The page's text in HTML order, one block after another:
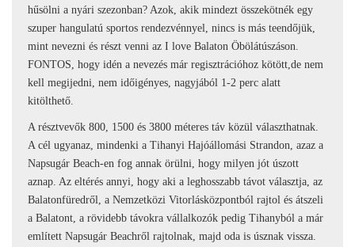
hűsölni a nyári szezonban? Azok, akik mindezt összekötnék egy
szuper hangulatú sportos rendezvénnyel, nincs is más teendőjük,
mint nevezni és részt venni az I love Balaton Öbölátúszáson.
FONTOS, hogy idén a nevezés már regisztrációhoz kötött,de nem
kell megijedni, nem időigényes, nagyjából 1-2 perc alatt
kitölthető.
A résztvevők 800, 1500 és 3800 méteres táv közül választhatnak.
A cél ugyanaz, mindenki a Tihanyi Hajóállomási Strandon, azaz a
Napsugár Beach-en fog annak örülni, hogy milyen jót úszott
aznap. Az eltérés annyi, hogy aki a leghosszabb távot választja, az
Balatonfüredről, a Nemzetközi Vitorlásközpontból rajtol és átszeli
a Balatont, a rövidebb távokra vállalkozók pedig Tihanyból a már
említett Napsugár Beachről rajtolnak, majd oda is úsznak vissza.